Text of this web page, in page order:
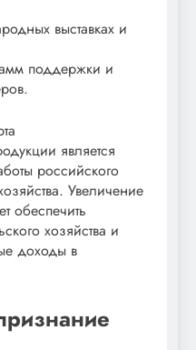
выставках и
поддержки и
является
российского
Увеличение
обеспечить
хозяйства и
доходы в